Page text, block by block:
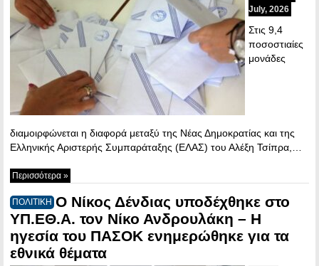
July, 2026
Στις 9,4
ποσοστιαίες
μονάδες
διαμοιρφώνεται η διαφορά μεταξύ της Νέας Δημοκρατίας και της
Ελληνικής Αριστερής Συμπαράταξης (ΕΛΑΣ) του Αλέξη Τσίπρα,…
Περισσότερα »
ΠΟΛΙΤΙΚΗ Ο Νίκος Δένδιας υποδέχθηκε στο
YΠ.ΕΘ.Α. τον Νίκο Ανδρουλάκη – Η
ηγεσία του ΠΑΣΟΚ ενημερώθηκε για τα
εθνικά θέματα